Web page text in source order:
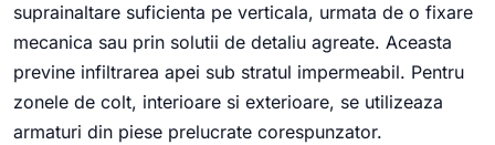
suprainaltare suficienta pe verticala, urmata de o fixare
mecanica sau prin solutii de detaliu agreate. Aceasta
previne infiltrarea apei sub stratul impermeabil. Pentru
zonele de colt, interioare si exterioare, se utilizeaza
armaturi din piese prelucrate corespunzator.